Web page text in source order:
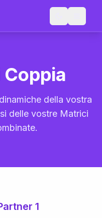
della vostra
delle vostre Matrici
1